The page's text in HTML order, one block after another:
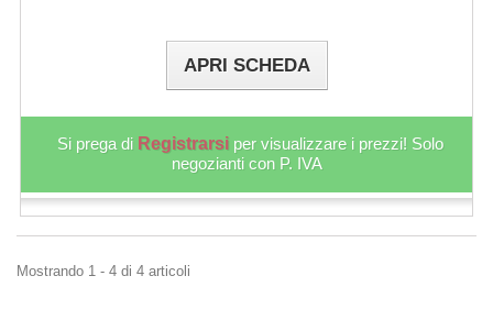
APRI SCHEDA
Si prega di Registrarsi per visualizzare i prezzi! Solo
negozianti con P. IVA
Mostrando 1 - 4 di 4 articoli